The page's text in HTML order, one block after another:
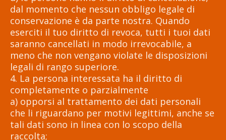
dal momento che nessun obbligo legale di
conservazione è da parte nostra. Quando
eserciti il ​​tuo diritto di revoca, tutti i tuoi dati
saranno cancellati in modo irrevocabile, a
meno che non vengano violate le disposizioni
legali di rango superiore.
4. La persona interessata ha il diritto di
completamente o parzialmente
a) opporsi al trattamento dei dati personali
che li riguardano per motivi legittimi, anche se
tali dati sono in linea con lo scopo della
raccolta;